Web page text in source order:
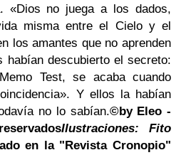
«Dios no juega a los dados,
misma entre el Cielo y el
los amantes que no aprenden
habían descubierto el secreto:
Test, se acaba cuando
Y ellos la habían
no lo sabían.©by Eleo -
Ilustraciones: Fito
en la "Revista Cronopio"